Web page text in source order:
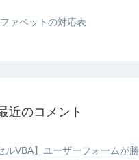
ァベットの対応表
近のコメント
ルVBA】ユーザーフォームが勝